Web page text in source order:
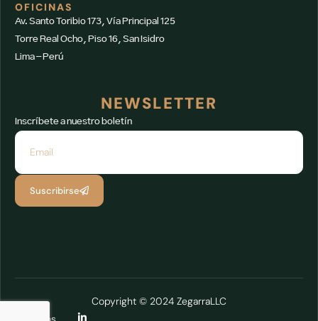
OFICINAS
Av. Santo Toribio 173, Vía Principal 125
Torre Real Ocho, Piso 16, San Isidro
Lima – Perú
NEWSLETTER
Inscríbete a nuestro boletín
Suscribirse
Copyright © 2024 ZegarraLLC